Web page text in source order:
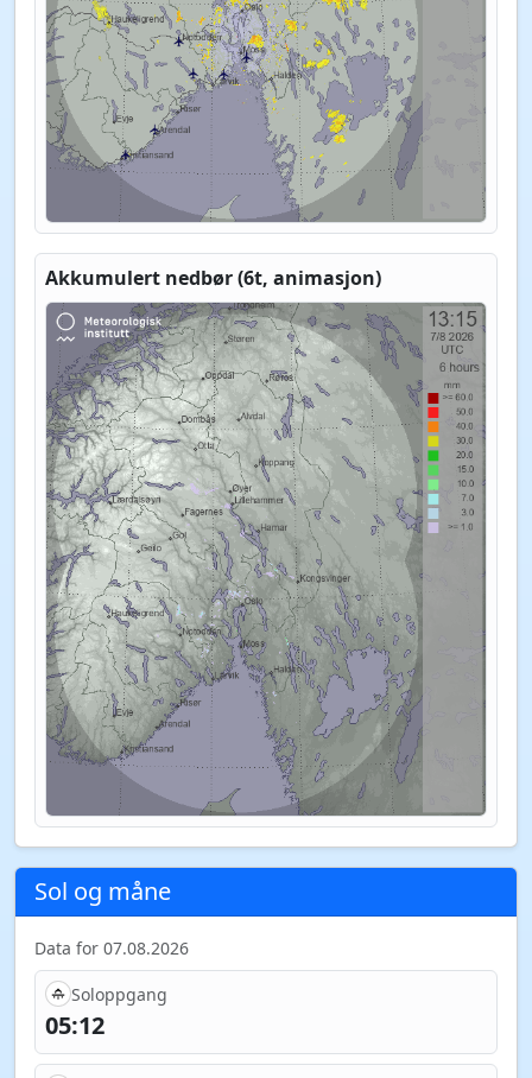
Akkumulert nedbør (6t, animasjon)
Sol og måne
Data for 07.08.2026
Soloppgang
05:12